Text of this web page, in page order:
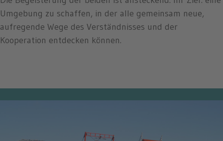
Umgebung zu schaffen, in der alle gemeinsam neue,
aufregende Wege des Verständnisses und der
Kooperation entdecken können.